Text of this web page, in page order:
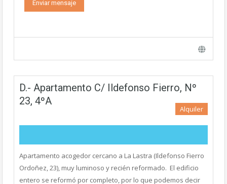
D.- Apartamento C/ Ildefonso Fierro, Nº
23, 4ºA
Alquiler
Apartamento acogedor cercano a La Lastra (Ildefonso Fierro
Ordoñez, 23), muy luminoso y recién reformado. El edificio
entero se reformó por completo, por lo que podemos decir